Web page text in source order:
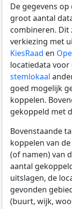
De gegevens
groot aantal
combineren. Dit
verkiezing met
KiesRaad en
locatiedata voor
stemlokaal
goed mogelijk
koppelen.
gekoppeld met
Bovenstaande
koppelen van
(of namen) van
aantal
uitslagen, de
gevonden
(buurt, wijk,